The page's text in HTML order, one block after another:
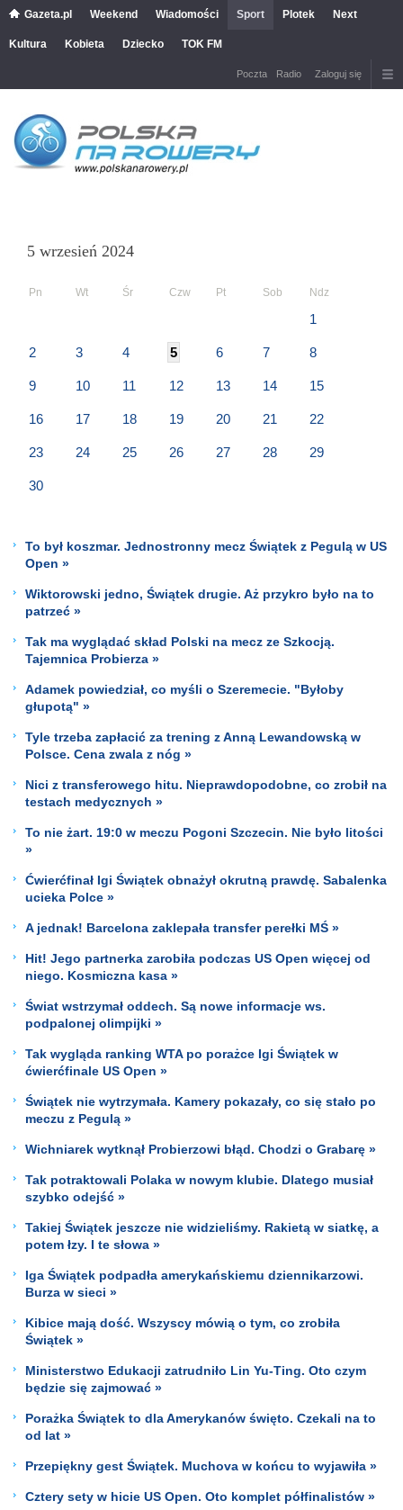
Gazeta.pl Weekend Wiadomości Sport Plotek Next
Kultura Kobieta Dziecko TOK FM
Poczta Radio Zaloguj się
5 wrzesień 2024
Pn Wt Śr Czw Pt Sob Ndz
1
2 3 4 5 6 7 8
9 10 11 12 13 14 15
16 17 18 19 20 21 22
23 24 25 26 27 28 29
30
To był koszmar. Jednostronny mecz Świątek z Pegulą w US
Open »
Wiktorowski jedno, Świątek drugie. Aż przykro było na to
patrzeć »
Tak ma wyglądać skład Polski na mecz ze Szkocją.
Tajemnica Probierza »
Adamek powiedział, co myśli o Szeremecie. "Byłoby
głupotą" »
Tyle trzeba zapłacić za trening z Anną Lewandowską w
Polsce. Cena zwala z nóg »
Nici z transferowego hitu. Nieprawdopodobne, co zrobił na
testach medycznych »
To nie żart. 19:0 w meczu Pogoni Szczecin. Nie było litości
»
Ćwierćfinał Igi Świątek obnażył okrutną prawdę. Sabalenka
ucieka Polce »
A jednak! Barcelona zaklepała transfer perełki MŚ »
Hit! Jego partnerka zarobiła podczas US Open więcej od
niego. Kosmiczna kasa »
Świat wstrzymał oddech. Są nowe informacje ws.
podpalonej olimpijki »
Tak wygląda ranking WTA po porażce Igi Świątek w
ćwierćfinale US Open »
Świątek nie wytrzymała. Kamery pokazały, co się stało po
meczu z Pegulą »
Wichniarek wytknął Probierzowi błąd. Chodzi o Grabarę »
Tak potraktowali Polaka w nowym klubie. Dlatego musiał
szybko odejść »
Takiej Świątek jeszcze nie widzieliśmy. Rakietą w siatkę, a
potem łzy. I te słowa »
Iga Świątek podpadła amerykańskiemu dziennikarzowi.
Burza w sieci »
Kibice mają dość. Wszyscy mówią o tym, co zrobiła
Świątek »
Ministerstwo Edukacji zatrudniło Lin Yu-Ting. Oto czym
będzie się zajmować »
Porażka Świątek to dla Amerykanów święto. Czekali na to
od lat »
Przepiękny gest Świątek. Muchova w końcu to wyjawiła »
Cztery sety w hicie US Open. Oto komplet półfinalistów »